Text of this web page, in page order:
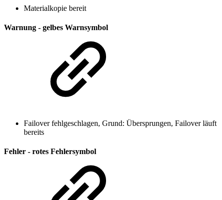
Materialkopie bereit
Warnung - gelbes Warnsymbol
Failover fehlgeschlagen, Grund: Übersprungen, Failover läuft
bereits
Fehler - rotes Fehlersymbol